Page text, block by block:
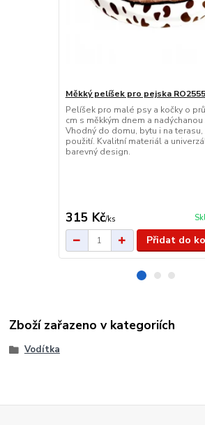
Měkký pelíšek pro pejska RO2555
Pelíšek pro malé psy a kočky o
cm s měkkým dnem a nadýchanou
Vhodný do domu, bytu i na
použití. Kvalitní materiál a
barevný design.
315 Kč/ks
Přidat do
Zboží zařazeno v kategoriích
Vodítka